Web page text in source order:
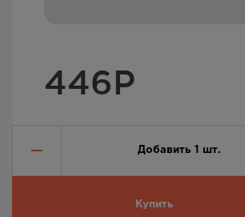
446Р
Добавить 1 шт.
Купить